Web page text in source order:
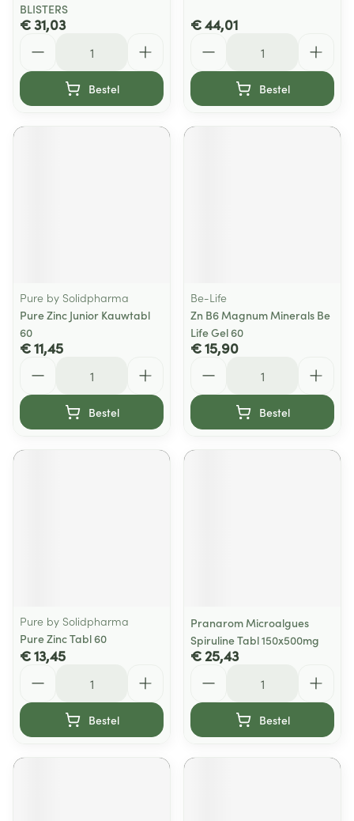
BLISTERS
€ 31,03
Bestel
€ 44,01
Bestel
Pure by Solidpharma
Pure Zinc Junior Kauwtabl
60
€ 11,45
Bestel
Be-Life
Zn B6 Magnum Minerals Be
Life Gel 60
€ 15,90
Bestel
Pure by Solidpharma
Pure Zinc Tabl 60
€ 13,45
Bestel
Pranarom Microalgues
Spiruline Tabl 150x500mg
€ 25,43
Bestel